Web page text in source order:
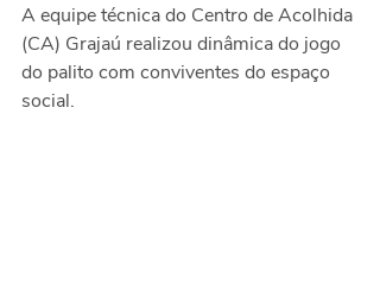
A equipe técnica do Centro de Acolhida
(CA) Grajaú realizou dinâmica do jogo
do palito com conviventes do espaço
social.